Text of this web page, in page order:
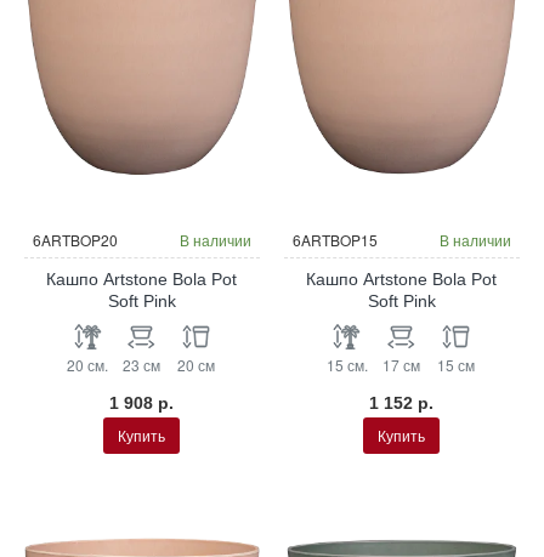
6ARTBOP20 В наличии
Кашпо Artstone Bola Pot
Soft Pink
20 см. 23 см 20 см
1 908 р.
Купить
6ARTBOP15 В наличии
Кашпо Artstone Bola Pot
Soft Pink
15 см. 17 см 15 см
1 152 р.
Купить